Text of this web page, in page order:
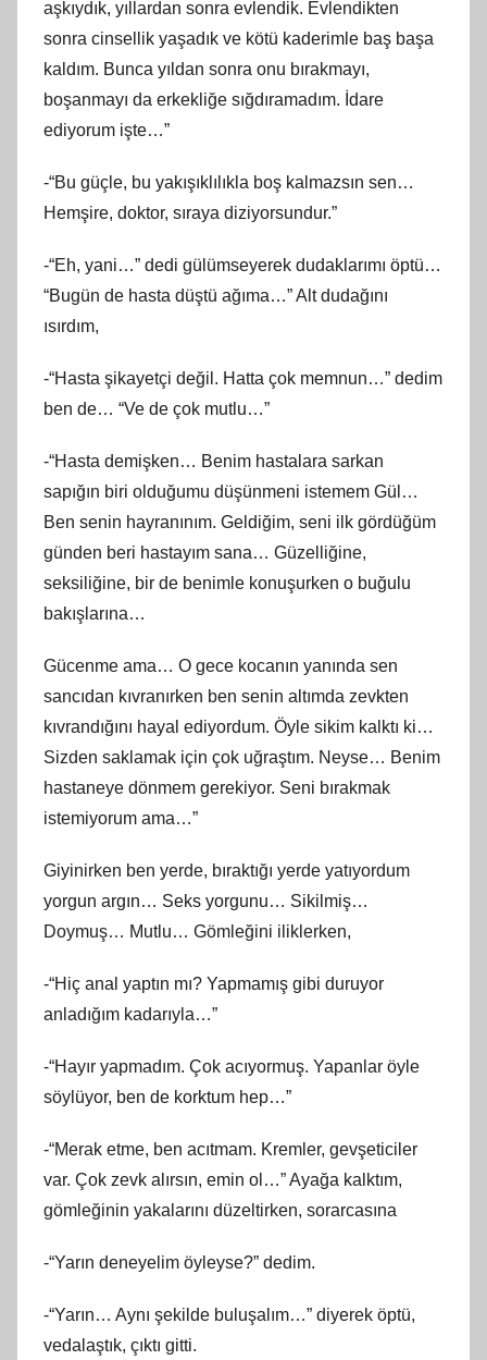
aşkıydık, yıllardan sonra evlendik. Evlendikten
sonra cinsellik yaşadık ve kötü kaderimle baş başa
kaldım. Bunca yıldan sonra onu bırakmayı,
boşanmayı da erkekliğe sığdıramadım. İdare
ediyorum işte…”
-“Bu güçle, bu yakışıklılıkla boş kalmazsın sen…
Hemşire, doktor, sıraya diziyorsundur.”
-“Eh, yani…” dedi gülümseyerek dudaklarımı öptü…
“Bugün de hasta düştü ağıma…” Alt dudağını
ısırdım,
-“Hasta şikayetçi değil. Hatta çok memnun…” dedim
ben de… “Ve de çok mutlu…”
-“Hasta demişken… Benim hastalara sarkan
sapığın biri olduğumu düşünmeni istemem Gül…
Ben senin hayranınım. Geldiğim, seni ilk gördüğüm
günden beri hastayım sana… Güzelliğine,
seksiliğine, bir de benimle konuşurken o buğulu
bakışlarına…
Gücenme ama… O gece kocanın yanında sen
sancıdan kıvranırken ben senin altımda zevkten
kıvrandığını hayal ediyordum. Öyle sikim kalktı ki…
Sizden saklamak için çok uğraştım. Neyse… Benim
hastaneye dönmem gerekiyor. Seni bırakmak
istemiyorum ama…”
Giyinirken ben yerde, bıraktığı yerde yatıyordum
yorgun argın… Seks yorgunu… Sikilmiş…
Doymuş… Mutlu… Gömleğini iliklerken,
-“Hiç anal yaptın mı? Yapmamış gibi duruyor
anladığım kadarıyla…”
-“Hayır yapmadım. Çok acıyormuş. Yapanlar öyle
söylüyor, ben de korktum hep…”
-“Merak etme, ben acıtmam. Kremler, gevşeticiler
var. Çok zevk alırsın, emin ol…” Ayağa kalktım,
gömleğinin yakalarını düzeltirken, sorarcasına
-“Yarın deneyelim öyleyse?” dedim.
-“Yarın… Aynı şekilde buluşalım…” diyerek öptü,
vedalaştık, çıktı gitti.